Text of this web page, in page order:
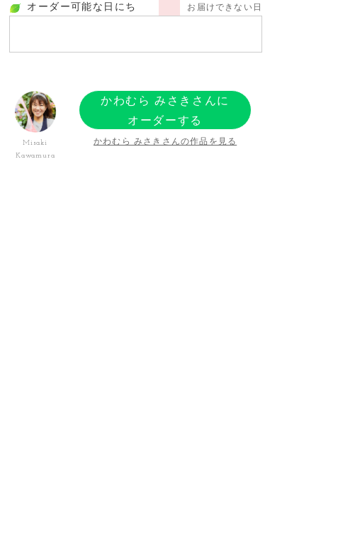
オーダー可能な日にち お届けできない日
Misaki
Kawamura
かわむら みさきさんに
オーダーする
かわむら みさきさんの作品を見る